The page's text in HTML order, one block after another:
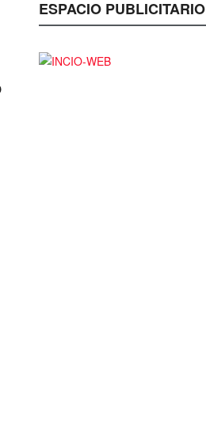
ESPACIO PUBLICITARIO